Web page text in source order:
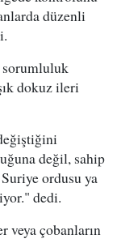
düzenli
sorumluluk
dokuz ileri
değil, sahip
ordusu ya
dedi.
veya çobanların